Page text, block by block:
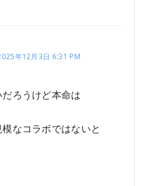
年12月3日 6:31 PM
ろうけど本命は
なコラボではないと